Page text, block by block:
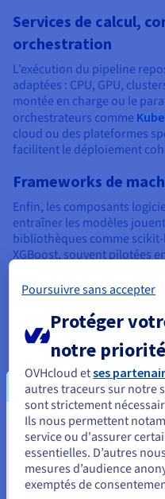
Services de calcul,
orchestration
L’exécution du pipeline
adaptées : CPU, GPU,
montée en charge ou le
orchestrateurs comme
cloud ou des plateformes
facilitent le déploiement
Frameworks de
Enfin, les composants
entraîner les modèles
bibliothèques comme
XGBoost, souvent pilotées
hyperparamètres et
L’importance
l’ingénierie
Les pipelines de machine
les pratiques de MLOps,
développement de
opérationnelle. Ils
tout en garantissant la
l’évolutivité des systèmes.
Vous semblez
Unis.
Pour commander, rendez-
Poursuivre sans accepter
Protéger
notre priorité
OVHcloud etses
autres traceurs sur notre
sont strictement
Ils nous permettent
service ou d'assurer
essentielles. D’autres
mesures d’audience
exemptés de